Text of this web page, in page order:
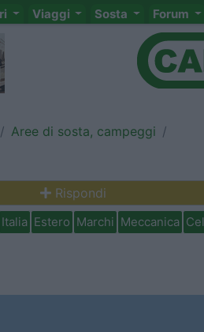
Viaggi Sosta Forum
Aree di sosta, campeggi
Rispondi
Italia Estero Marchi Meccanica